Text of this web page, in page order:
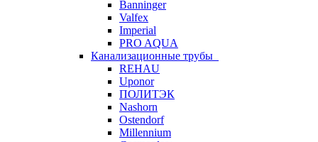
Banninger
Valfex
Imperial
PRO AQUA
Канализационные трубы
REHAU
Uponor
ПОЛИТЭК
Nashorn
Ostendorf
Millennium